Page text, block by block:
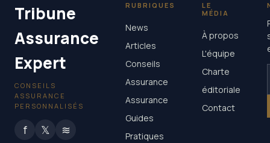
Tribune
Assurance
Expert
CONSEILS
ASSURANCE
PERSONNALISÉS
f 𝕏 ≋
RUBRIQUES
News
Articles
Conseils
Assurance
Assurance
Guides
Pratiques
LE
MÉDIA
À propos
L'équipe
Charte
éditoriale
Contact